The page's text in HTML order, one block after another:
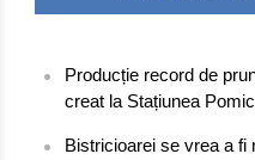
Producție record de
creat la Stațiunea
Bistricioarei se vrea a fi